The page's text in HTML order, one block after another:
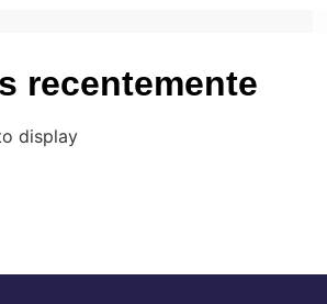
recentemente
display